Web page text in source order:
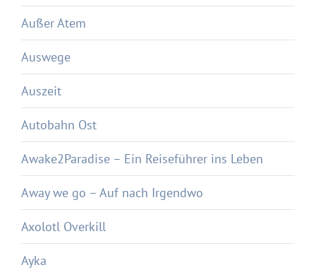
Außer Atem
Auswege
Auszeit
Autobahn Ost
Awake2Paradise – Ein Reiseführer ins Leben
Away we go – Auf nach Irgendwo
Axolotl Overkill
Ayka